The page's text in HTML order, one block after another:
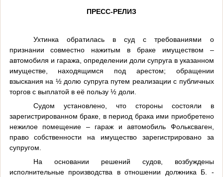
ПРЕСС-РЕЛИЗ
Ухтинка обратилась в суд с требованиями о
признании совместно нажитым в браке имуществом –
автомобиля и гаража, определении доли супруга в указанном
имуществе, находящимся под арестом; обращении
взыскания на ½ долю супруга путем реализации с публичных
торгов с выплатой в её пользу ½ доли.
Судом установлено, что стороны состояли в
зарегистрированном браке, в период брака ими приобретено
нежилое помещение – гараж и автомобиль Фольксваген,
право собственности на имущество зарегистрировано за
супругом.
На основании решений судов, возбуждены
исполнительные производства в отношении должника Б. -